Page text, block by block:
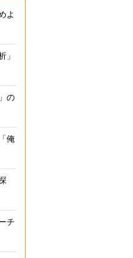
の亀は、現在のものが2代目。は
よ
」
の
俺
チ